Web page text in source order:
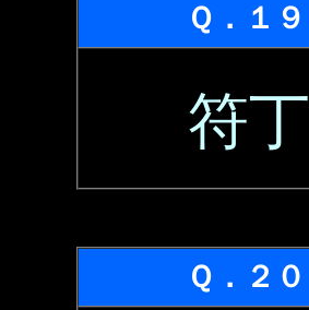
Ｑ．１９
符丁
Ｑ．２０